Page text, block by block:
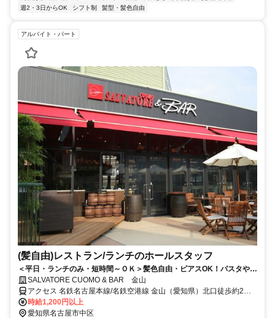
週2・3日からOK
シフト制 髪型・髪色自由
アルバイト・パート
(髪自由)レストラン/ランチのホールスタッフ
＜平日・ランチのみ・短時間～ＯＫ＞髪色自由・ピアスOK！パスタやオ
リジナルメニューのまかない付き！
SALVATORE CUOMO & BAR 金山
アクセス 名鉄名古屋本線/名鉄空港線 金山（愛知県）北口徒歩約2
分、ＪＲ中央本線 金山（愛知県）北口徒歩約2分、名古屋市営名港線
金山（愛知県）5番口徒歩約1分
時給1,200円以上
愛知県名古屋市中区